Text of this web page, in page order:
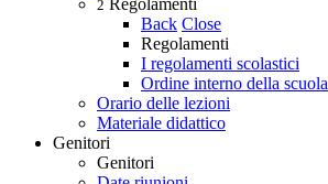
2 Regolamenti
Back Close
Regolamenti
I regolamenti scolastici
Ordine interno della scuola
Orario delle lezioni
Materiale didattico
Genitori
Genitori